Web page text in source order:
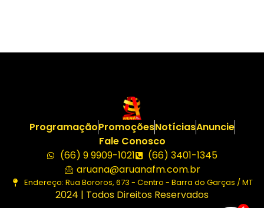
ProgramaçãoPromoçõesNotíciasAnuncie
Fale Conosco
(66) 9 9909-1021
(66) 3401-1345
aruana@aruanafm.com.br
Endereço: Rua Bororos, 673 - Centro - Barra do Garças / MT
2024 | Todos Direitos Reservados